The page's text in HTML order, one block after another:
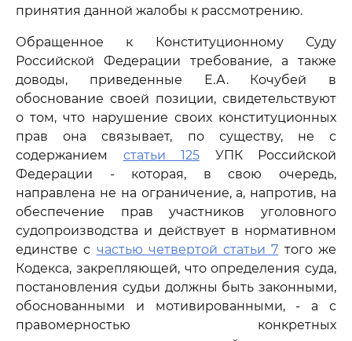
принятия данной жалобы к рассмотрению.
Обращенное к Конституционному Суду
Российской Федерации требование, а также
доводы, приведенные Е.А. Кочубей в
обоснование своей позиции, свидетельствуют
о том, что нарушение своих конституционных
прав она связывает, по существу, не с
содержанием статьи 125 УПК Российской
Федерации - которая, в свою очередь,
направлена не на ограничение, а, напротив, на
обеспечение прав участников уголовного
судопроизводства и действует в нормативном
единстве с частью четвертой статьи 7 того же
Кодекса, закрепляющей, что определения суда,
постановления судьи должны быть законными,
обоснованными и мотивированными, - а с
правомерностью конкретных